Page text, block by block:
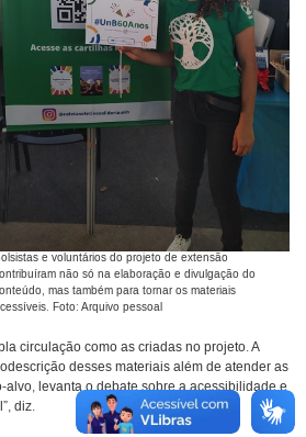
e voluntários do projeto de extensão
não só na elaboração e divulgação do
mas também para tornar os materiais
Foto: Arquivo pessoal
circulação como as criadas no projeto. A
desses materiais além de atender as
levanta o debate sobre a acessibilidade e
diz.